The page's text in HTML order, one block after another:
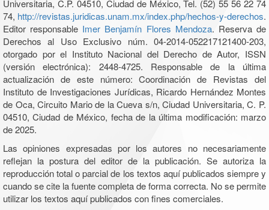
Universitaria, C.P. 04510, Ciudad de México, Tel. (52) 55 56 22 74
74, http://revistas.juridicas.unam.mx/index.php/hechos-y-derechos.
Editor responsable Imer Benjamín Flores Mendoza. Reserva de
Derechos al Uso Exclusivo núm. 04-2014-052217121400-203,
otorgado por el Instituto Nacional del Derecho de Autor, ISSN
(versión electrónica): 2448-4725. Responsable de la última
actualización de este número: Coordinación de Revistas del
Instituto de Investigaciones Jurídicas, Ricardo Hernández Montes
de Oca, Circuito Mario de la Cueva s/n, Ciudad Universitaria, C. P.
04510, Ciudad de México, fecha de la última modificación: marzo
de 2025.
Las opiniones expresadas por los autores no necesariamente
reflejan la postura del editor de la publicación. Se autoriza la
reproducción total o parcial de los textos aquí publicados siempre y
cuando se cite la fuente completa de forma correcta. No se permite
utilizar los textos aquí publicados con fines comerciales.